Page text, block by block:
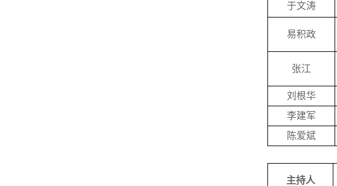
于文涛
易积政
张江
刘根华
李建军
陈爱斌
主持人